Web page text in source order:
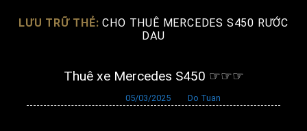
LƯU TRỮ THẺ:CHO THUÊ MERCEDES S450 RƯỚC
DAU
Thuê xe Mercedes S450 ☞☞☞
05/03/2025 Do Tuan